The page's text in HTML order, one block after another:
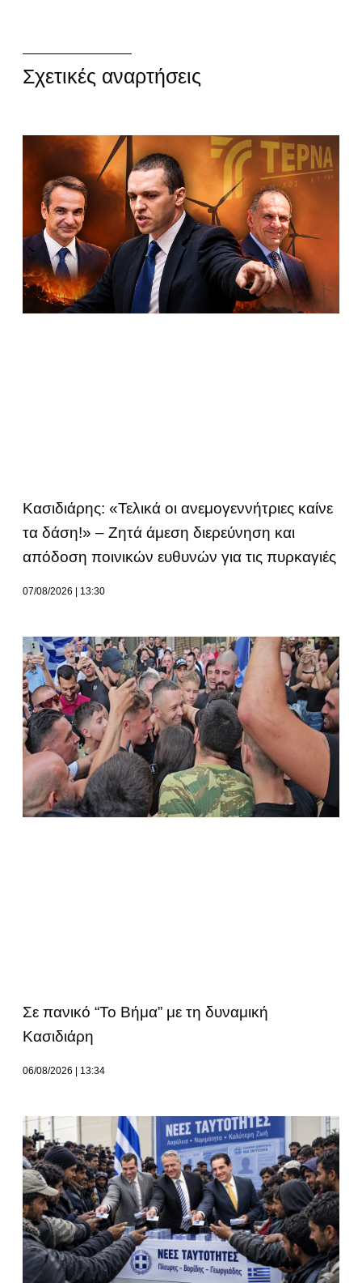
Σχετικές αναρτήσεις
Κασιδιάρης: «Τελικά οι ανεμογεννήτριες καίνε
τα δάση!» – Ζητά άμεση διερεύνηση και
απόδοση ποινικών ευθυνών για τις πυρκαγιές
07/08/2026 13:30
Σε πανικό “Το Βήμα” με τη δυναμική
Κασιδιάρη
06/08/2026 13:34